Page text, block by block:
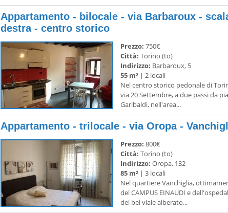
Appartamento - bilocale - via Barbaroux -
destra - centro storico
Prezzo: 750€
Città: Torino (to)
Indirizzo: Barbaroux, 5
55 m² | 2 locali
Nel centro storico pedonale di
via 20 Settembre, a due passi da
Garibaldi, nell'area...
Appartamento - trilocale - via Oropa -
Prezzo: 800€
Città: Torino (to)
Indirizzo: Oropa, 132
85 m² | 3 locali
Nel quartiere Vanchiglia,
del CAMPUS EINAUDI e
del bel viale alberato...